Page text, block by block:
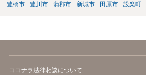
豊橋市
豊川市 蒲郡市 新城市 田原市 設楽町
ココナラ法律相談について